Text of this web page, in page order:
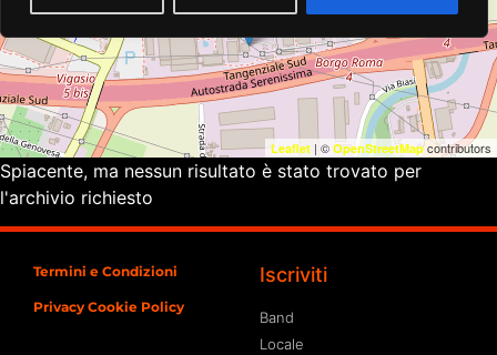
Leaflet | © OpenStreetMapcontributors
Spiacente, ma nessun risultato è stato trovato per
l'archivio richiesto
Termini e Condizioni
Privacy Cookie Policy
Iscriviti
Band
Locale